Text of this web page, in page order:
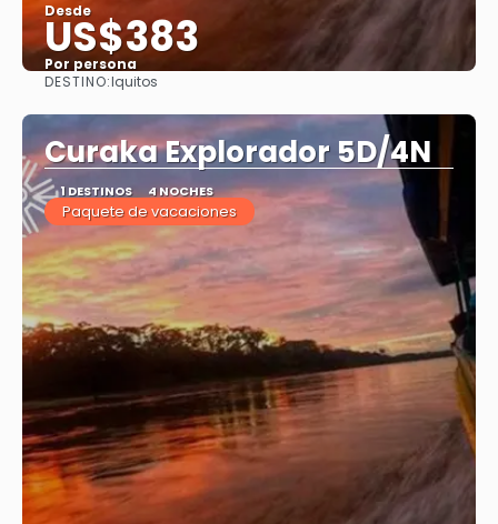
Desde
US$383
Por persona
DESTINO:Iquitos
Curaka Explorador 5D/4N
1 DESTINOS 4 NOCHES
Paquete de vacaciones